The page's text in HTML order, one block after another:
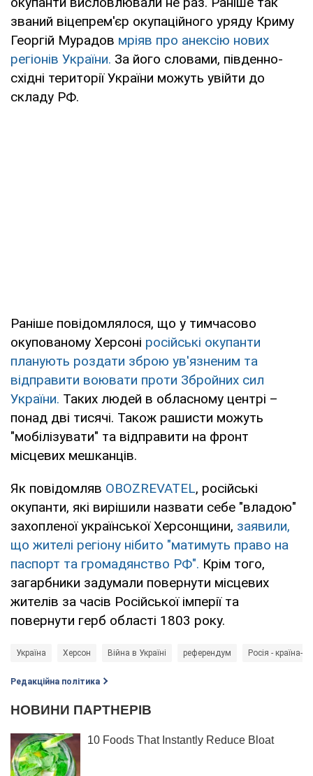
званий віцепрем'єр окупаційного уряду Криму
Георгій Мурадов мріяв про анексію нових
регіонів України. За його словами, південно-
східні території України можуть увійти до
складу РФ.
Раніше повідомлялося, що у тимчасово
окупованому Херсоні російські окупанти
планують роздати зброю ув'язненим та
відправити воювати проти Збройних сил
України. Таких людей в обласному центрі –
понад дві тисячі. Також рашисти можуть
"мобілізувати" та відправити на фронт
місцевих мешканців.
Як повідомляв OBOZREVATEL, російські
окупанти, які вирішили назвати себе "владою"
захопленої української Херсонщини, заявили,
що жителі регіону нібито "матимуть право на
паспорт та громадянство РФ". Крім того,
загарбники задумали повернути місцевих
жителів за часів Російської імперії та
повернути герб області 1803 року.
Україна Херсон Війна в Україні референдум Росія - країна-
Редакційна політика